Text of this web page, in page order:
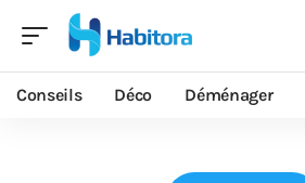
Conseils Déco Déménager